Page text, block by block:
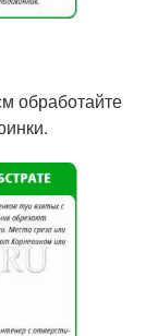
обработайте